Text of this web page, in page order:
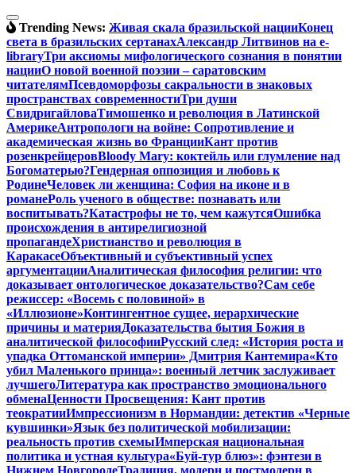
Перейти
к
содержимому
Trending News: Живая скала бразильской нацииКонец
света в бразильских сертанахАлександр Литвинов на e-
libraryТри аксиомы мифологического сознания в понятии
нацииО новой военной поэзии – саратовским
читателямПсевдоморфозы сакральности в знаковых
пространствах современностиТри души
СвидригайловаТимошенко и революция в Латинской
АмерикеАнтропологи на войне: Сопротивление и
академическая жизнь во ФранцииКант против
розенкрейцеровBloody Mary: коктейль или глумление над
Богоматерью?Гендерная оппозиция и любовь к
РодинеЧеловек ли женщина: София на иконе и в
романеРоль ученого в обществе: познавать или
воспитывать?Катастрофы не то, чем кажутсяОшибка
происхождения в антирелигиозной
пропагандеХристианство и революция в
КаракасеОбъективный и субъективный успех
аргументацииАналитическая философия религии: что
доказывает онтологическое доказательство?Сам себе
режиссер: «Восемь с половиной» в
«Иллюзионе»Контингентное сущее, иерархические
причины и материяДоказательства бытия Божия в
аналитической философииРусский след: «История роста и
упадка Оттоманской империи» Дмитрия Кантемира«Кто
убил Маленького принца»: военный летчик заслуживает
лучшегоЛитература как пространство эмоционального
обменаЦенности Просвещения: Кант против
теократииИмпрессионизм в Нормандии: детектив «Черные
кувшинки»Язык без политической мобилизации:
реальность против схемыИмперская национальная
политика и устная культура«Буй-тур блюз»: фэнтези в
Нижнем НовгородеТрадиция, модерн и постмодерн в